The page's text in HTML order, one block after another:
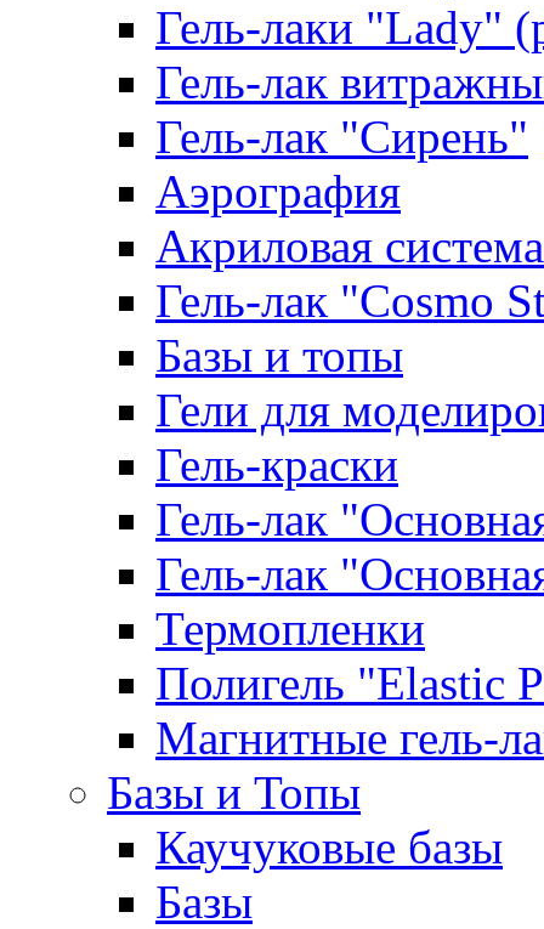
Гель-лаки "Lady"
Гель-лак
Гель-лак "Сирень"
Аэрография
Акриловая система
Гель-лак "Cosmo
Базы и топы
Гели для
Гель-краски
Гель-лак
Гель-лак
Термопленки
Полигель "Elastic
Магнитные гель-
Базы и Топы
Каучуковые базы
Базы